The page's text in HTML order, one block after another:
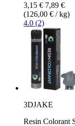
3,15 € 7,89 €
(126,00 € / kg)
4.0 (2)
3DJAKE
Resin Colorant